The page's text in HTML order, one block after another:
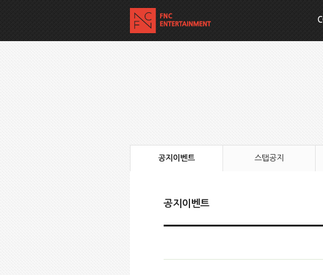
공지이벤트 스탭공지
공지이벤트